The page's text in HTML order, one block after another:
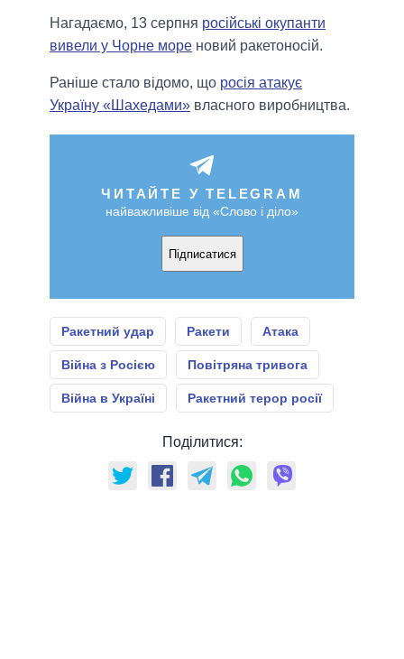
Нагадаємо, 13 серпня російські окупанти
вивели у Чорне море новий ракетоносій.
Раніше стало відомо, що росія атакує
Україну «Шахедами» власного виробництва.
ЧИТАЙТЕ У TELEGRAM
найважливіше від «Слово і діло»
Підписатися
Ракетний удар Ракети Атака
Війна з Росією Повітряна тривога
Війна в Україні Ракетний терор росії
Поділитися: